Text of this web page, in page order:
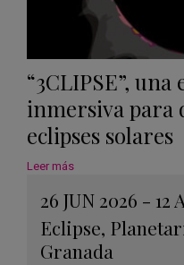
“3CLIPSE”,
inmersiva para
eclipses solares
Leer más
26 JUN 2026 - 12
Eclipse,
Granada